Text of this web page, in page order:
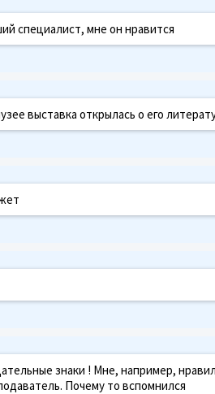
специалист, мне он нравится
выставка открылась о его
знаки ! Мне, например,
Почему то вспомнился